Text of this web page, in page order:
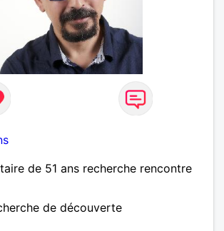
de 51 ans recherche rencontre
de découverte